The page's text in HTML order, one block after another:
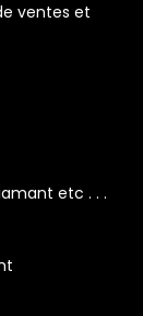
ventes et
etc . . .